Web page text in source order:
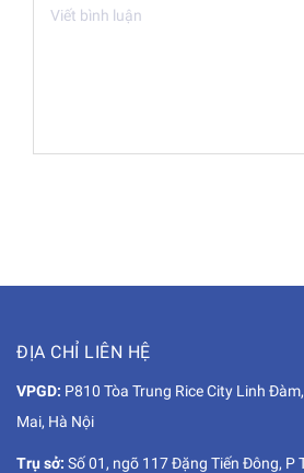
ĐỊA CHỈ LIÊN HỆ
VPGD: P810 Tòa Trung Rice City Linh
Mai, Hà Nội
Trụ sở: Số 01, ngõ 117 Đặng Tiến Đông, P